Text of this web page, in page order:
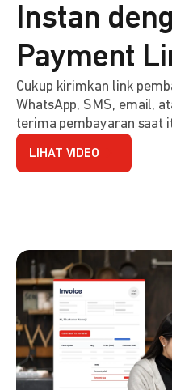
Instan
Payment
Cukup kirimkan link
WhatsApp, SMS, email,
terima pembayaran saat
LIHAT VIDEO